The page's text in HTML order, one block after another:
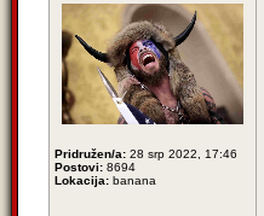
Pridružen/a: 28 srp 2022, 17:46
Postovi: 8694
Lokacija: banana